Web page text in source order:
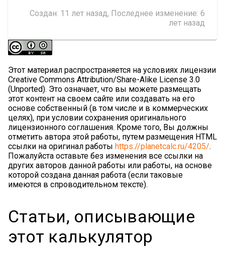
Создан: 11 лет назад, Последнее изменение: 6
лет назад
Этот материал распространяется на условиях лицензии
Creative Commons Attribution/Share-Alike License 3.0
(Unported). Это означает, что вы можете размещать
этот контент на своем сайте или создавать на его
основе собственный (в том числе и в коммерческих
целях), при условии сохранения оригинального
лицензионного соглашения. Кроме того, Вы должны
отметить автора этой работы, путем размещения HTML
ссылки на оригинал работы https://planetcalc.ru/4205/.
Пожалуйста оставьте без изменения все ссылки на
других авторов данной работы или работы, на основе
которой создана данная работа (если таковые
имеются в спроводительном тексте).
Статьи, описывающие
этот калькулятор